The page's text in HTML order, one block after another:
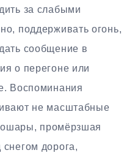
за слабыми
поддерживать огонь,
сообщение в
о перегоне или
Воспоминания
не масштабные
промёрзшая
дорога,